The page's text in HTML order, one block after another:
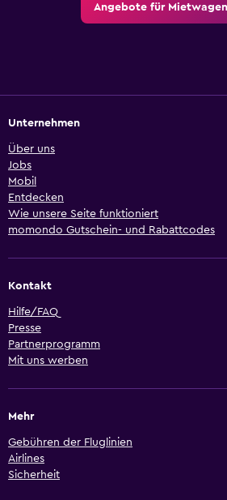
Angebote für
Unternehmen
Über uns
Jobs
Mobil
Entdecken
Wie unsere Seite funktioniert
momondo Gutschein- und Rabattcodes
Kontakt
Hilfe/FAQ
Presse
Partnerprogramm
Mit uns werben
Mehr
Gebühren der Fluglinien
Airlines
Sicherheit